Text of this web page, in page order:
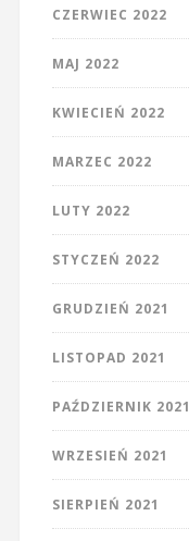
CZERWIEC 2022
MAJ 2022
KWIECIEŃ 2022
MARZEC 2022
LUTY 2022
STYCZEŃ 2022
GRUDZIEŃ 2021
LISTOPAD 2021
PAŹDZIERNIK 2021
WRZESIEŃ 2021
SIERPIEŃ 2021